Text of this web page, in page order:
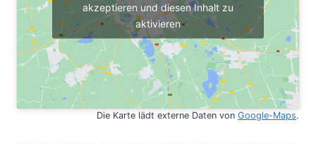
akzeptieren und diesen Inhalt zu
aktivieren
Die Karte lädt externe Daten von Google-Maps.